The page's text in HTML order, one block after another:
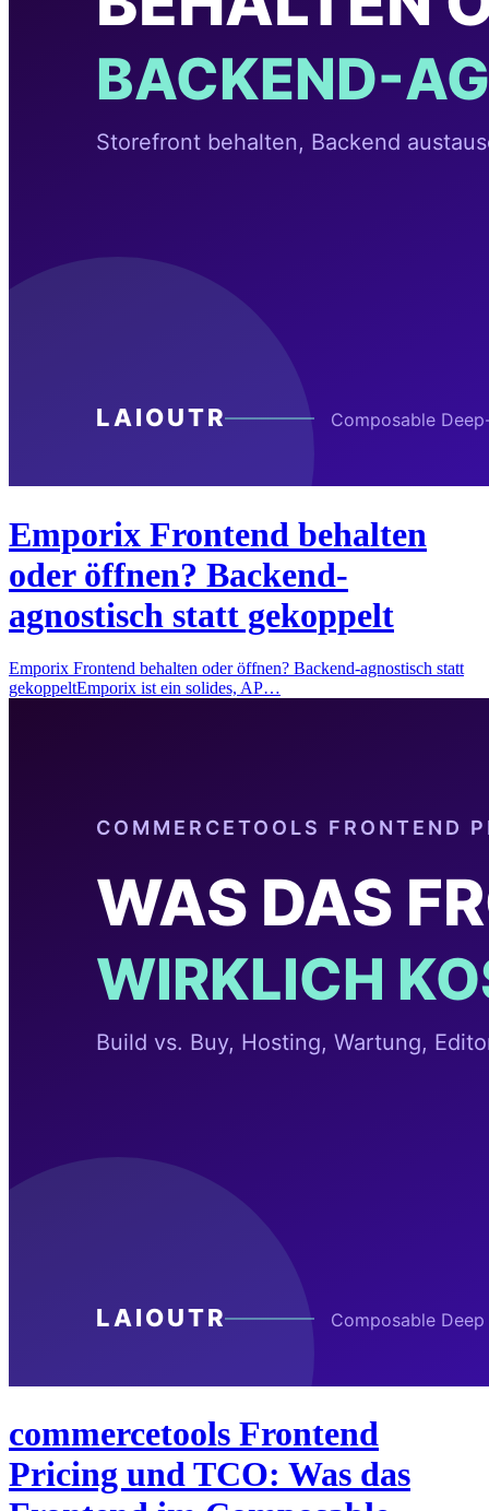
Emporix Frontend behalten
oder öffnen? Backend-
agnostisch statt gekoppelt
Emporix Frontend behalten oder öffnen? Backend-agnostisch statt
gekoppeltEmporix ist ein solides, AP…
commercetools Frontend
Pricing und TCO: Was das